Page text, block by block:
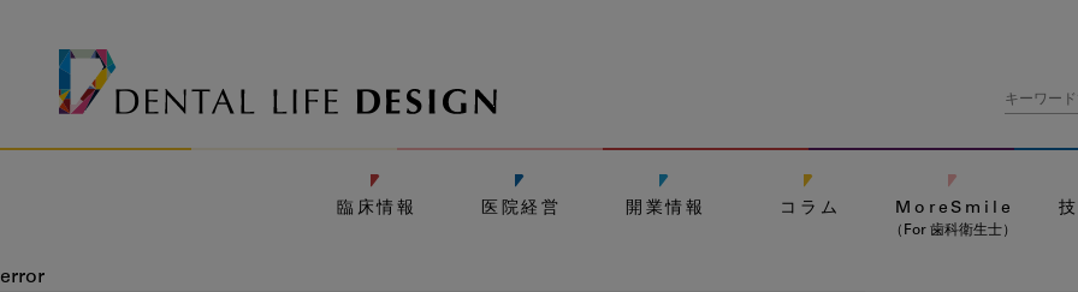
臨床情報 医院経営 開業情報 コラム MoreSmile
（For 歯科衛生士）
error